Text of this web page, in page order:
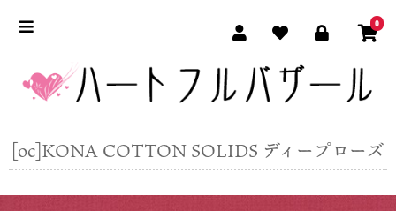
0
[oc]KONA COTTON SOLIDS ディープローズ